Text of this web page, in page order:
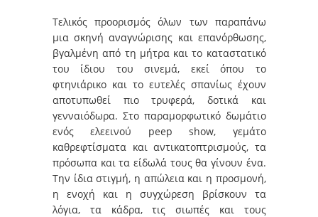
Τελικός προορισμός όλων των παραπάνω
μια σκηνή αναγνώρισης και επανόρθωσης,
βγαλμένη από τη μήτρα και το καταστατικό
του ίδιου του σινεμά, εκεί όπου το
φτηνιάρικο και το ευτελές σπανίως έχουν
αποτυπωθεί πιο τρυφερά, δοτικά και
γενναιόδωρα. Στο παραμορφωτικό δωμάτιο
ενός ελεεινού peep show, γεμάτο
καθρεφτίσματα και αντικατοπτρισμούς, τα
πρόσωπα και τα είδωλά τους θα γίνουν ένα.
Την ίδια στιγμή, η απώλεια και η προσμονή,
η ενοχή και η συγχώρεση βρίσκουν τα
λόγια, τα κάδρα, τις σιωπές και τους